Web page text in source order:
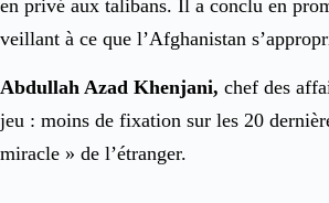
en privé aux talibans. Il a conclu en
veillant à ce que l’Afghanistan
Abdullah Azad Khenjani, chef des
jeu : moins de fixation sur les 20
miracle » de l’étranger.